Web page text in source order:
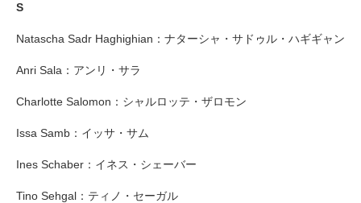
S
Natascha Sadr Haghighian：ナターシャ・サドゥル・ハギギャン
Anri Sala：アンリ・サラ
Charlotte Salomon：シャルロッテ・ザロモン
Issa Samb：イッサ・サム
Ines Schaber：イネス・シェーバー
Tino Sehgal：ティノ・セーガル